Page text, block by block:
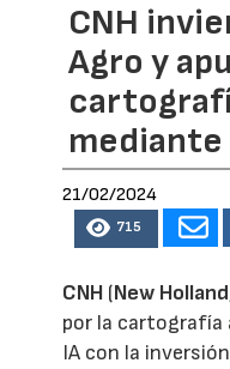
CNH
Agro y
mediante
21/02/2024
715
CNH (New Holland
por la cartografía
IA con la